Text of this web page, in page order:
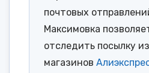
почтовых
Максимовка
отследить посылку
магазинов